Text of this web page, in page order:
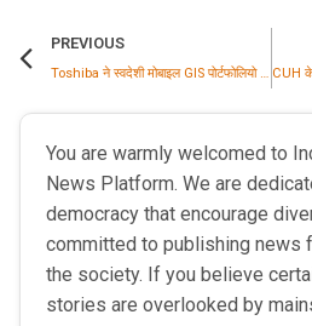
PREVIOUS
Toshiba ने स्वदेशी मोबाइल GIS पोर्टफोलियो का विस्तार किया, POWERGRID को 132kV सिस्टम की आपूर्ति की
You are warmly welcomed to
News Platform. We are
democracy that encourage
committed to publishing news
the society. If you believe
stories are overlooked by